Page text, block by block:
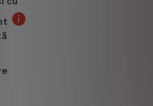
automat vehiculul în